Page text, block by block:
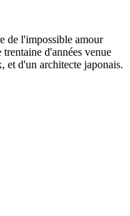
de l'impossible amour
d'années venue
et d'un architecte japonais.